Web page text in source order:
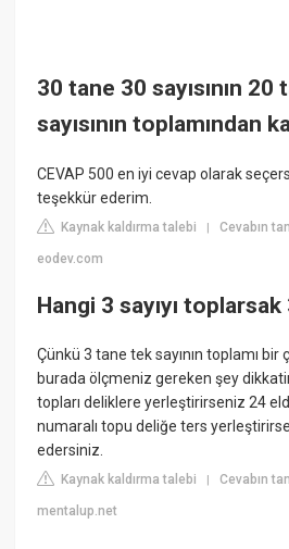
30 tane 30 sayısının 20
sayısının toplamından
CEVAP 500 en iyi cevap olarak
teşekkür ederim.
Kaynak kaldırma talebi |Cevabın
eodev.com
Hangi 3 sayıyı
Çünkü 3 tane tek sayının toplamı bir
burada ölçmeniz gereken şey
topları deliklere yerleştirirseniz 24
numaralı topu deliğe ters
edersiniz.
Kaynak kaldırma talebi |Cevabın
mentalup.net